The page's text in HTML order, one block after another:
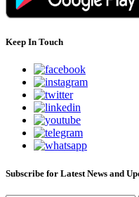
Keep In Touch
Subscribe for Latest News and